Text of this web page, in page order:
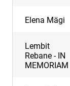
Elena Mägi
Lembit
Rebane - IN
MEMORIAM